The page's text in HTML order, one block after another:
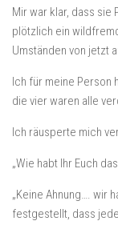
Mir war klar, dass sie
plötzlich ein
Umständen von jetzt
Ich für meine Person
die vier waren alle
Ich räusperte mich
„Wie habt Ihr Euch
„Keine Ahnung…. wir
festgestellt, dass